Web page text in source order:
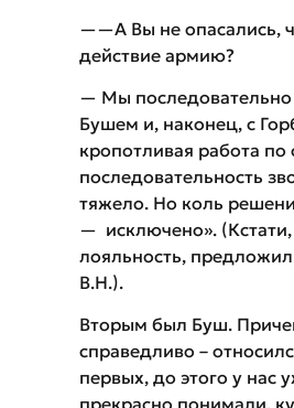
——А Вы не опасались,
действие армию?
— Мы
Бушем и, наконец, с
кропотливая работа
последовательность
тяжело. Но коль
— исключено». (Кстати,
лояльность,
В.Н.).
Вторым был Буш.
справедливо –
первых, до этого у